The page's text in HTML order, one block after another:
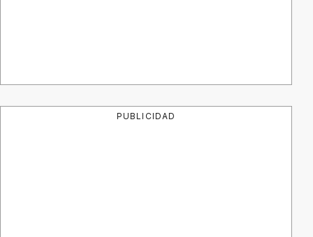
PUBLICIDAD